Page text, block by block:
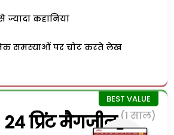
ज्यादा कहानियां
समस्याओं पर चोट करते लेख
प्रिंट मैगजीन (1 साल)